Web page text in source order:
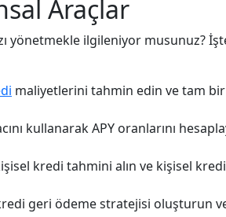
Araçlar
yönetmekle ilgileniyor musunuz?
maliyetlerini tahmin edin ve tam bir
kullanarak APY oranlarını
kredi tahmini alın ve kişisel
geri ödeme stratejisi oluşturun